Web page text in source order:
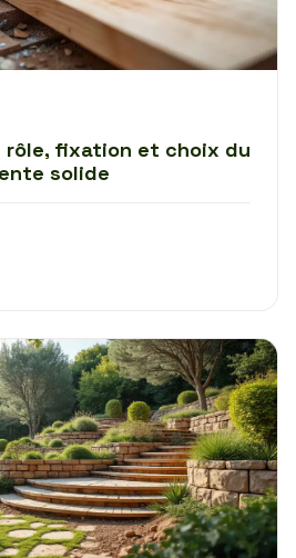
rôle, fixation et choix du
solide